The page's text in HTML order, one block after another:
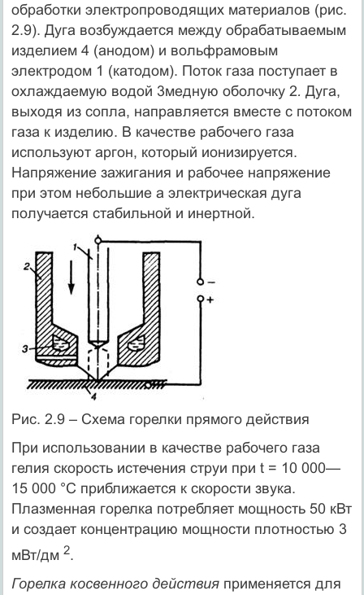
обработки электропроводящих материалов (рис.
2.9). Дуга возбуждается между обрабатываемым
изделием 4 (анодом) и вольфрамовым
электродом 1 (катодом). Поток газа поступает в
охлаждаемую водой 3медную оболочку 2. Дуга,
выходя из сопла, направляется вместе с потоком
газа к изделию. В качестве рабочего газа
используют аргон, который ионизируется.
Напряжение зажигания и рабочее напряжение
при этом небольшие а электрическая дуга
получается стабильной и инертной.
Рис. 2.9 – Схема горелки прямого действия
При использовании в качестве рабочего газа
гелия скорость истечения струи при t = 10 000—
15 000 °С приближается к скорости звука.
Плазменная горелка потребляет мощность 50 кВт
и создает концентрацию мощности плотностью 3
мВт/дм 2.
Горелка косвенного действия применяется для